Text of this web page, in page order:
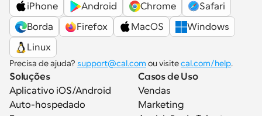
iPhone
Android Chrome
Safari
Borda
Firefox MacOS
Windows
Linux
Precisa de ajuda? support@cal.com ou visite cal.com/help.
Soluções
Aplicativo iOS/Android
Auto-hospedado
Casos de Uso
Vendas
Marketing